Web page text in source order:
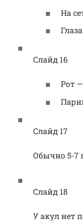
На
Слайд 16
Рот
Слайд 17
Обычно 5-7
Слайд 18
У акул нет